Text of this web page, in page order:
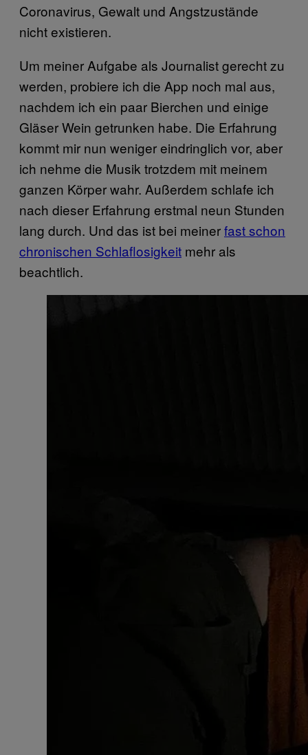
Coronavirus, Gewalt und Angstzustände
nicht existieren.
Um meiner Aufgabe als Journalist gerecht zu
werden, probiere ich die App noch mal aus,
nachdem ich ein paar Bierchen und einige
Gläser Wein getrunken habe. Die Erfahrung
kommt mir nun weniger eindringlich vor, aber
ich nehme die Musik trotzdem mit meinem
ganzen Körper wahr. Außerdem schlafe ich
nach dieser Erfahrung erstmal neun Stunden
lang durch. Und das ist bei meinerfast schon
chronischen Schlaflosigkeit mehr als
beachtlich.